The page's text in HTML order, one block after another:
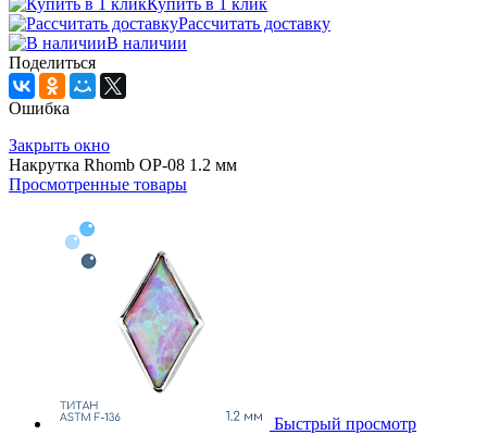
Рассчитать доставку
В наличии
Поделиться
Ошибка
Закрыть окно
Накрутка Rhomb OP-08 1.2 мм
Просмотренные товары
Быстрый просмотр